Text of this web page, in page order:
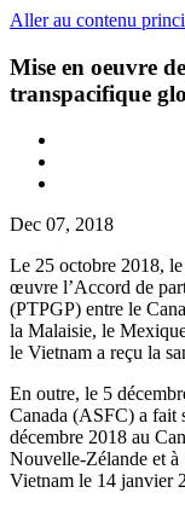
Aller au contenu
Mise en oeuvre
transpacifique
Dec 07, 2018
Le 25 octobre 2018,
œuvre l’Accord de
(PTPGP) entre le
la Malaisie, le
le Vietnam a reçu la
En outre, le 5
Canada (ASFC) a fait
décembre 2018 au
Nouvelle-Zélande et à
Vietnam le 14 janvier